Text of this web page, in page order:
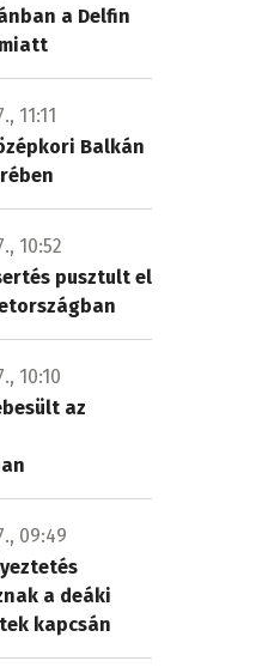
a Delfin
11:11
Balkán
10:52
pusztult el
10:10
az
09:49
a deáki
kapcsán